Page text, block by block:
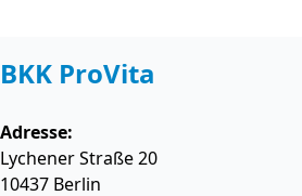
BKK ProVita
Adresse:
Lychener Straße 20
10437 Berlin